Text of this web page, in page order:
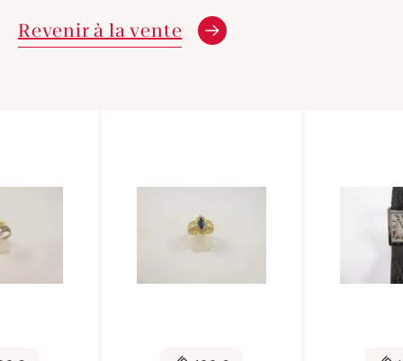
Revenir à la vente